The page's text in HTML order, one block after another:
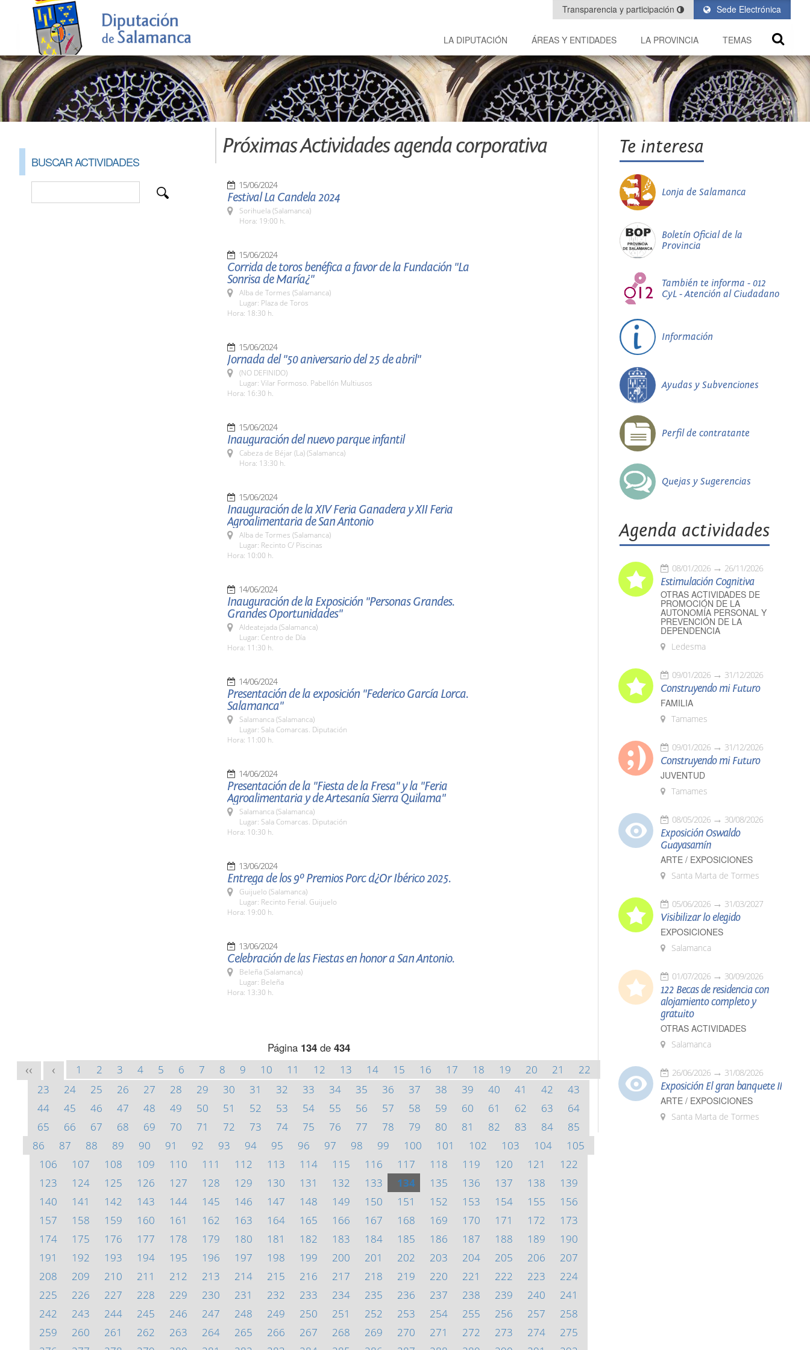
Sede Electrónica
Transparencia y participación
LA DIPUTACIÓN ÁREAS Y ENTIDADES LA PROVINCIA TEMAS
BUSCAR ACTIVIDADES
Próximas Actividades agenda corporativa
15/06/2024
Festival La Candela 2024
Sorihuela (Salamanca)
Hora: 19:00 h.
15/06/2024
Corrida de toros benéfica a favor de la Fundación "La
Sonrisa de María¿"
Alba de Tormes (Salamanca)
Lugar: Plaza de Toros
Hora: 18:30 h.
15/06/2024
Jornada del "50 aniversario del 25 de abril"
(NO DEFINIDO)
Lugar: Vilar Formoso. Pabellón Multiusos
Hora: 16:30 h.
15/06/2024
Inauguración del nuevo parque infantil
Cabeza de Béjar (La) (Salamanca)
Hora: 13:30 h.
15/06/2024
Inauguración de la XIV Feria Ganadera y XII Feria
Agroalimentaria de San Antonio
Alba de Tormes (Salamanca)
Lugar: Recinto C/ Piscinas
Hora: 10:00 h.
14/06/2024
Inauguración de la Exposición "Personas Grandes.
Grandes Oportunidades"
Aldeatejada (Salamanca)
Lugar: Centro de Día
Hora: 11:30 h.
14/06/2024
Presentación de la exposición "Federico García Lorca.
Salamanca"
Salamanca (Salamanca)
Lugar: Sala Comarcas. Diputación
Hora: 11:00 h.
14/06/2024
Presentación de la "Fiesta de la Fresa" y la "Feria
Agroalimentaria y de Artesanía Sierra Quilama"
Salamanca (Salamanca)
Lugar: Sala Comarcas. Diputación
Hora: 10:30 h.
13/06/2024
Entrega de los 9º Premios Porc d¿Or Ibérico 2025.
Guijuelo (Salamanca)
Lugar: Recinto Ferial. Guijuelo
Hora: 19:00 h.
13/06/2024
Celebración de las Fiestas en honor a San Antonio.
Beleña (Salamanca)
Lugar: Beleña
Hora: 13:30 h.
Página 134de 434
<< < 1 2 3 4 5 6 7 8 9 10 11 12 13 14 15 16 17 18 19 20 21
22
23
24 25 26 27 28 29 30 31 32 33 34 35 36 37 38 39 40 41 42
43
44
45 46 47 48 49 50 51 52 53 54 55 56 57 58 59 60 61 62 63
64
65
66 67 68 69 70 71 72 73 74 75 76 77 78 79 80 81 82 83 84
85
86
87 88 89 90 91 92 93 94 95 96 97 98 99 100 101 102 103 104
105
106
107 108 109 110 111 112 113 114 115 116 117 118 119 120 121
122
123
124 125 126 127 128 129 130 131 132 133 134 135 136 137 138
139
140
141 142 143 144 145 146 147 148 149 150 151 152 153 154 155
156
157
158 159 160 161 162 163 164 165 166 167 168 169 170 171 172
173
174
175 176 177 178 179 180 181 182 183 184 185 186 187 188 189
190
191
192 193 194 195 196 197 198 199 200 201 202 203 204 205 206
207
208
209 210 211 212 213 214 215 216 217 218 219 220 221 222 223
224
225
226 227 228 229 230 231 232 233 234 235 236 237 238 239 240
241
242
243 244 245 246 247 248 249 250 251 252 253 254 255 256 257
258
259
260 261 262 263 264 265 266 267 268 269 270 271 272 273 274
275
Te interesa
Lonja de Salamanca
Boletín Oficial de la
Provincia
También te informa - 012
CyL - Atención al Ciudadano
Información
Ayudas y Subvenciones
Perfil de contratante
Quejas y Sugerencias
Agenda actividades
08/01/2026 26/11/2026
Estimulación Cognitiva
OTRAS ACTIVIDADES DE
PROMOCIÓN DE LA
AUTONOMÍA PERSONAL Y
PREVENCIÓN DE LA
DEPENDENCIA
Ledesma
09/01/2026 31/12/2026
Construyendo mi Futuro
FAMILIA
Tamames
09/01/2026 31/12/2026
Construyendo mi Futuro
JUVENTUD
Tamames
08/05/2026 30/08/2026
Exposición Oswaldo
Guayasamín
ARTE / EXPOSICIONES
Santa Marta de Tormes
05/06/2026 31/03/2027
Visibilizar lo elegido
EXPOSICIONES
Salamanca
01/07/2026 30/09/2026
122 Becas de residencia con
alojamiento completo y
gratuito
OTRAS ACTIVIDADES
Salamanca
26/06/2026 31/08/2026
Exposición El gran banquete II
ARTE / EXPOSICIONES
Santa Marta de Tormes